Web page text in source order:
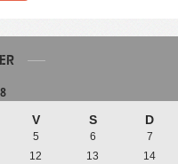
V S D
5 6
7
12 13
14